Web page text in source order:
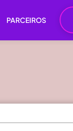
PARCEIROS